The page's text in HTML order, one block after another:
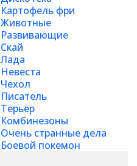
Картофель фри
Животные
Развивающие
Скай
Лада
Невеста
Чехол
Писатель
Терьер
Комбинезоны
Очень странные дела
Боевой покемон